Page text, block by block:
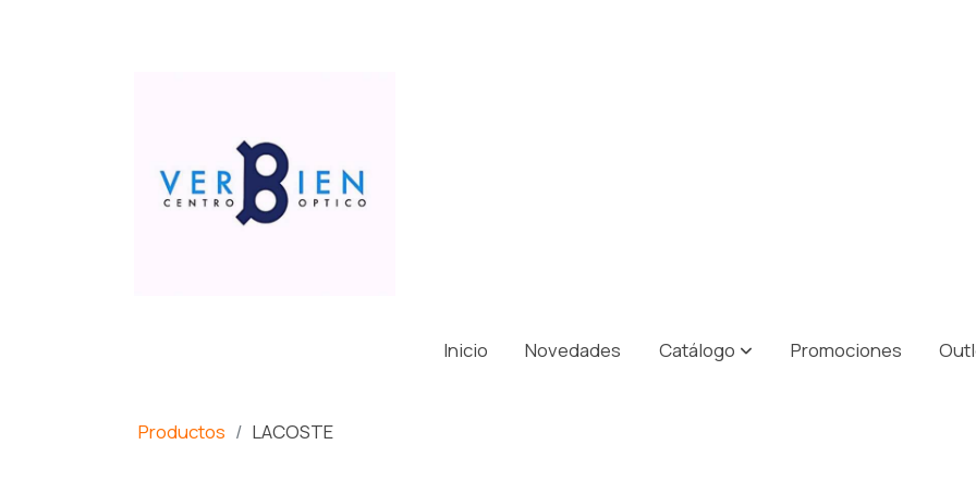
Inicio Novedades Catálogo Promociones
Productos LACOSTE